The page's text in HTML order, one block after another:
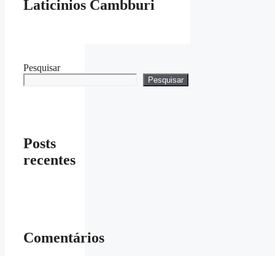
Laticinios Cambburi
Pesquisar
Pesquisar
Posts
recentes
Comentários